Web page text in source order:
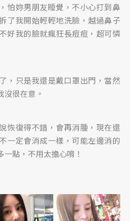
怕妳男朋友睡覺，不小心打到鼻
了我開始輕輕地洗臉，越過鼻子
好我的臉就瘋狂長痘痘，超可憐
，只是我還是戴口罩出門，當然
沒很在意。
恢復得不錯，會再消腫，現在還
一定會消成一樣，可能左邊消的
點，不用太擔心唷！